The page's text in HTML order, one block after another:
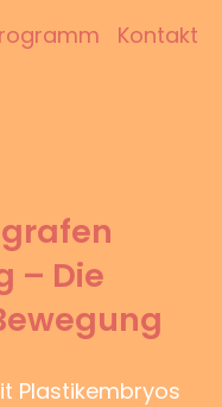
Kontakt
– Die
Plastikembryos